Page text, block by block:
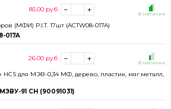
(МФИ) P.I.T. 17шт (ACTW08-017A)
017A
В наличии
85.00 руб
HCS для МЭВ-0,34 МФ, дерево, пластик, мяг.металл,
91 СН (90091031)
В наличии
26.00 руб